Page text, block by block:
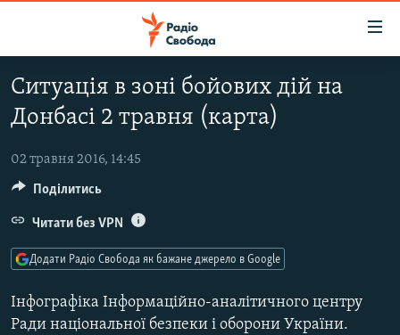
до
основного
Перейти
до
навігації
Перейти
до
пошуку
РАДІО СВОБОДА – 70 РОКІВ
ВСЕ ЗА ДОБУ
СТАТТІ
ПОЛІТИКА
ЕКОНОМІКА
СУСПІЛЬСТВО
СПОРТ
ВІЙНА
РОСІЙСЬКА «ФІЛЬТРАЦІЯ»
ДОНБАС.РЕАЛІЇ
ТИ ЯК?
Ситуація в зоні бойових дій на
Донбасі 2 травня (карта)
02 травня 2016, 14:45
Інфографіка Інформаційно-аналітичного центру
Ради національної безпеки і оборони України.
Поділитись
Читати без VPN
Додати Радіо Свобода як бажане джерело в Google